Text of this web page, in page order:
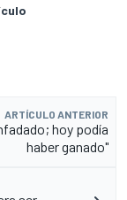
ARTÍCULO ANTERIOR
hoy podía
haber ganado"